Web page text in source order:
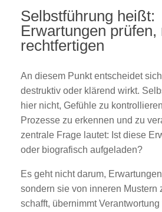
Selbstführung heißt:
Erwartungen prüfen,
rechtfertigen
An diesem Punkt entscheidet
destruktiv oder klärend wirkt.
hier nicht, Gefühle zu
Prozesse zu erkennen und zu
zentrale Frage lautet: Ist diese
oder biografisch aufgeladen?
Es geht nicht darum,
sondern sie von inneren Mustern
schafft, übernimmt